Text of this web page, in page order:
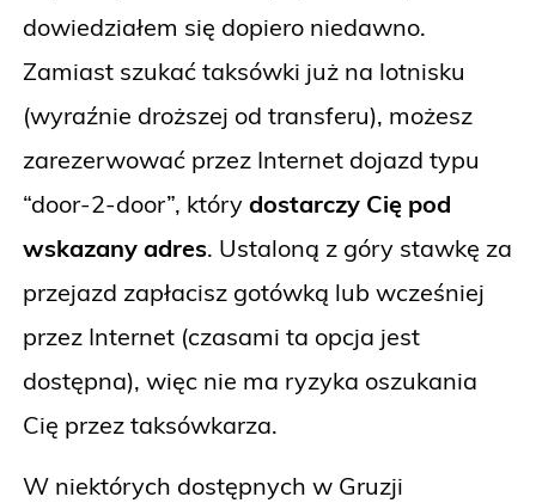
dowiedziałem się dopiero niedawno.
Zamiast szukać taksówki już na lotnisku
(wyraźnie droższej od transferu), możesz
zarezerwować przez Internet dojazd typu
“door-2-door”, który dostarczy Cię pod
wskazany adres. Ustaloną z góry stawkę za
przejazd zapłacisz gotówką lub wcześniej
przez Internet (czasami ta opcja jest
dostępna), więc nie ma ryzyka oszukania
Cię przez taksówkarza.
W niektórych dostępnych w Gruzji